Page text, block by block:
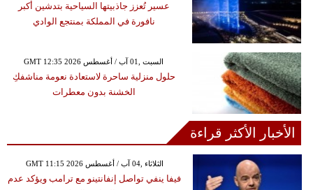
عسير تُعزز جاذبيتها السياحية بتدشين أكبر
نافورة في المملكة بمنتجع الوادي
GMT 12:35 2026 السبت ,01 آب / أغسطس
حلول منزلية ساحرة لاستعادة نعومة مناشفكِ
الخشنة بدون معطرات
الأخبار الأكثر قراءة
GMT 11:15 2026 الثلاثاء ,04 آب / أغسطس
فيفا ينفي تواصل إنفانتينو مع ترامب ويؤكد عدم